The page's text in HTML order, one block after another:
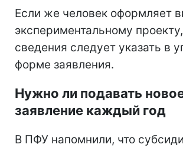
Если же человек оформляет
экспериментальному
сведения следует указать в
форме заявления.
Нужно ли подавать
заявление каждый год
В ПФУ напомнили, что